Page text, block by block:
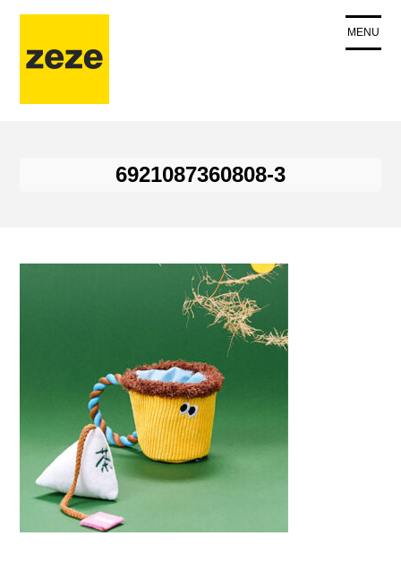
MENU
6921087360808-3